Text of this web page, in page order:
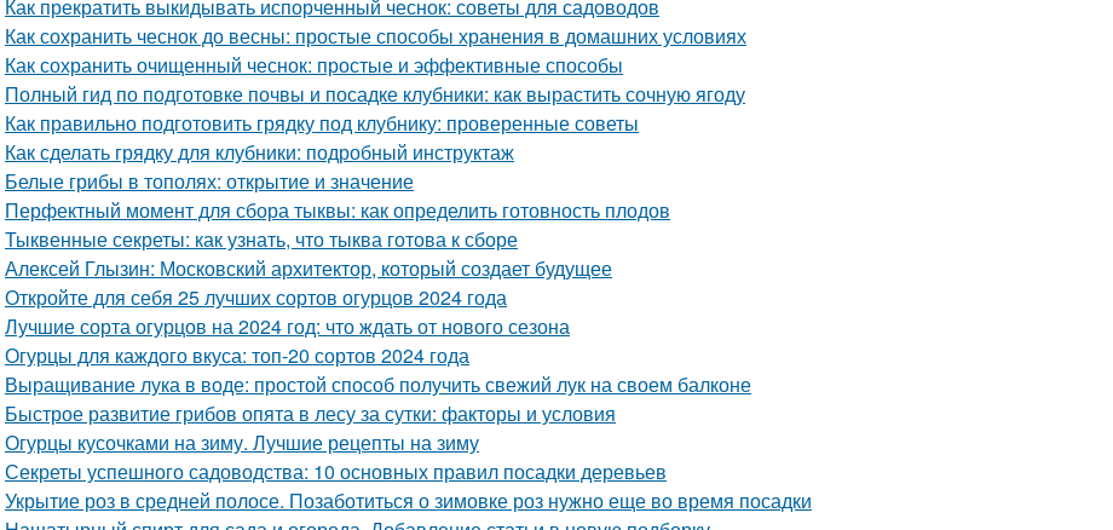
Как прекратить выкидывать испорченный чеснок: советы для садоводов
Как сохранить чеснок до весны: простые способы хранения в домашних условиях
Как сохранить очищенный чеснок: простые и эффективные способы
Полный гид по подготовке почвы и посадке клубники: как вырастить сочную ягоду
Как правильно подготовить грядку под клубнику: проверенные советы
Как сделать грядку для клубники: подробный инструктаж
Белые грибы в тополях: открытие и значение
Перфектный момент для сбора тыквы: как определить готовность плодов
Тыквенные секреты: как узнать, что тыква готова к сборе
Алексей Глызин: Московский архитектор, который создает будущее
Откройте для себя 25 лучших сортов огурцов 2024 года
Лучшие сорта огурцов на 2024 год: что ждать от нового сезона
Огурцы для каждого вкуса: топ-20 сортов 2024 года
Выращивание лука в воде: простой способ получить свежий лук на своем балконе
Быстрое развитие грибов опята в лесу за сутки: факторы и условия
Огурцы кусочками на зиму. Лучшие рецепты на зиму
Секреты успешного садоводства: 10 основных правил посадки деревьев
Укрытие роз в средней полосе. Позаботиться о зимовке роз нужно еще во время посадки